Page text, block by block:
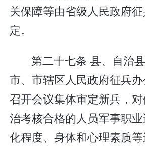
关保障等由省级人民政府
定。
第二十七条 县、自治
市、市辖区人民政府征兵
召开会议集体审定新兵，
治考核合格的人员军事职
化程度、身体和心理素质